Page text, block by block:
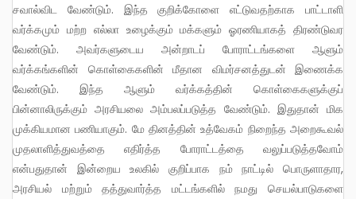
சவால்விட வேண்டும். இந்த குறிக்கோளை எட்டுவதற்காக பாட்டாளி
வர்க்கமும் மற்ற எல்லா உழைக்கும் மக்களும் ஓரணியாகத் திரண்டுவர
வேண்டும். அவர்களுடைய அன்றாடப் போராட்டங்களை ஆளும்
வர்க்கங்களின் கொள்கைகளின் மீதான விமர்சனத்துடன் இணைக்க
வேண்டும். இந்த ஆளும் வர்க்கத்தின் கொள்கைகளுக்குப்
பின்னாலிருக்கும் அரசியலை அம்பலப்படுத்த வேண்டும். இதுதான் மிக
முக்கியமான பணியாகும். மே தினத்தின் உத்வேகம் நிறைந்த அறைகூவல்
முதலாளித்துவத்தை எதிர்த்த போராட்டத்தை வலுப்படுத்தவோம்
என்பதுதான் இன்றைய உலகில் குறிப்பாக நம் நாட்டில் பொருளாதார,
அரசியல் மற்றும் தத்துவார்த்த மட்டங்களில் நமது செயல்பாடுகளை